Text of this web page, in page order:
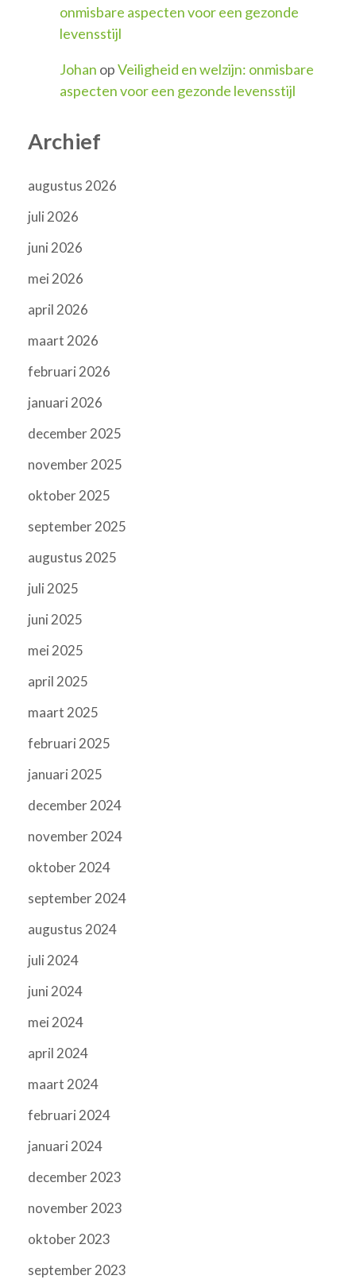
onmisbare aspecten voor een gezonde
levensstijl
Johan opVeiligheid en welzijn: onmisbare
aspecten voor een gezonde levensstijl
Archief
augustus 2026
juli 2026
juni 2026
mei 2026
april 2026
maart 2026
februari 2026
januari 2026
december 2025
november 2025
oktober 2025
september 2025
augustus 2025
juli 2025
juni 2025
mei 2025
april 2025
maart 2025
februari 2025
januari 2025
december 2024
november 2024
oktober 2024
september 2024
augustus 2024
juli 2024
juni 2024
mei 2024
april 2024
maart 2024
februari 2024
januari 2024
december 2023
november 2023
oktober 2023
september 2023